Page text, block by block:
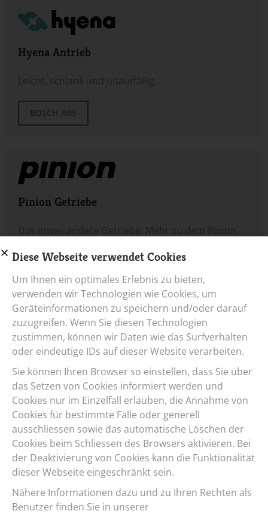
Hyena Antrieb
BOSCH ABS
Pinion Getriebe
PINION GETRIEBE
Gates Carbon Drive
Der kettenlose Antrieb. Mehr zu dem Gates Drive
gibt es hier.
GATES CARBON DRIVE
Ketten- oder Nabenschaltung?
Diese Webseite verwendet Cookies
Um Ihnen ein optimales Erlebnis zu bieten,
verwenden wir Technologien wie Cookies, um
Geräteinformationen zu speichern und/oder darauf
zuzugreifen. Wenn Sie diesen Technologien
zustimmen, können wir Daten wie das Surfverhalten
oder eindeutige IDs auf dieser Website verarbeiten.
Sie können Ihren Browser so einstellen, dass Sie über
das Setzen von Cookies informiert werden und
Cookies nur im Einzelfall erlauben, die Annahme von
Cookies für bestimmte Fälle oder generell
ausschliessen sowie das automatische Löschen der
Cookies beim Schliessen des Browsers aktivieren. Bei
der Deaktivierung von Cookies kann die Funktionalität
dieser Webseite eingeschränkt sein.
Nähere Informationen dazu und zu Ihren Rechten als
Benutzer finden Sie in unserer